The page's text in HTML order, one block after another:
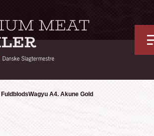
A4. Akune Gold
A4. Akune Gold